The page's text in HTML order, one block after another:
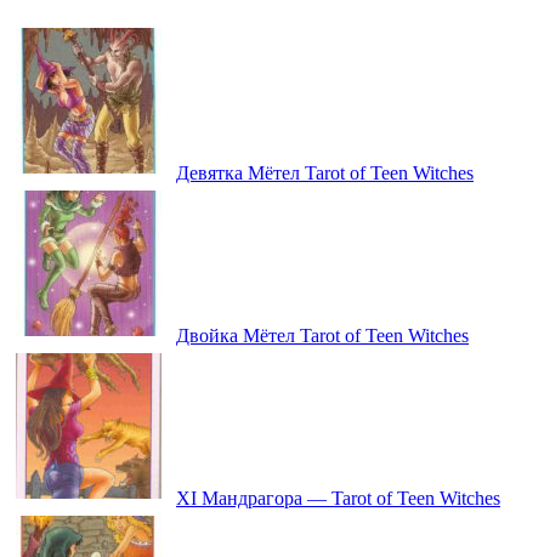
Девятка Мётел Tarot of Teen Witches
Двойка Мётел Tarot of Teen Witches
ХI Мандрагора — Tarot of Teen Witches